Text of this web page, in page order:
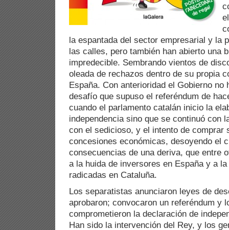
la espantada del sector empresarial y la
las calles, pero también han abierto una
impredecible. Sembrando vientos de
oleada de rechazos dentro de su propia
España. Con anterioridad el Gobierno no
desafío que supuso el referéndum de
cuando el parlamento catalán inicio la
independencia sino que se continuó con
con el sedicioso, y el intento de comprar
concesiones económicas, desoyendo el
consecuencias de una deriva, que entre
a la huida de inversores en España y a
radicadas en Cataluña.
Los separatistas anunciaron leyes de
aprobaron; convocaron un referéndum y
comprometieron la declaración de
Han sido la intervención del Rey, y los